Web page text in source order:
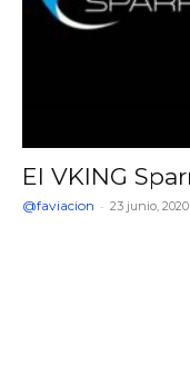
El VKING
@faviacion - 23 junio, 2020